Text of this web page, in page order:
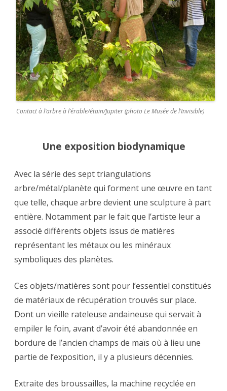
Contact à l’arbre à l’érable/étain/Jupiter (photo Le Musée de l’Invisible)
Une exposition biodynamique
Avec la série des sept triangulations
arbre/métal/planète qui forment une œuvre en tant
que telle, chaque arbre devient une sculpture à part
entière. Notamment par le fait que l’artiste leur a
associé différents objets issus de matières
représentant les métaux ou les minéraux
symboliques des planètes.
Ces objets/matières sont pour l’essentiel constitués
de matériaux de récupération trouvés sur place.
Dont un vieille rateleuse andaineuse qui servait à
empiler le foin, avant d’avoir été abandonnée en
bordure de l’ancien champs de maïs où à lieu une
partie de l’exposition, il y a plusieurs décennies.
Extraite des broussailles, la machine recyclée en